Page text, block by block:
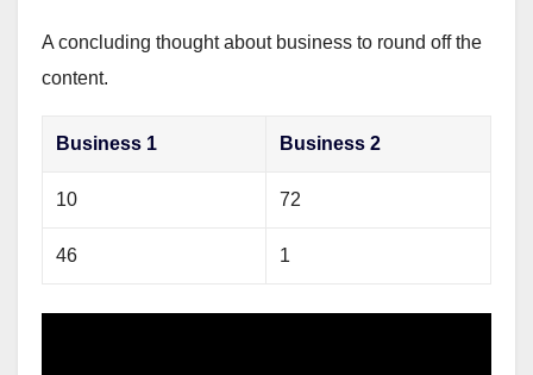
A concluding thought about business to round off the
content.
Business 1 Business 2
10 72
46 1